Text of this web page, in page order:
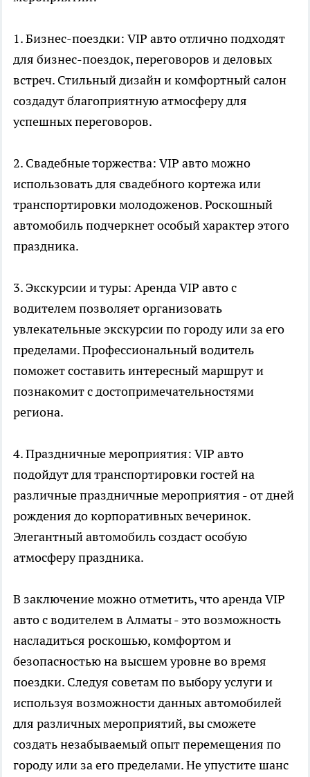
1. Бизнес-поездки: VIP авто отлично подходят
для бизнес-поездок, переговоров и деловых
встреч. Стильный дизайн и комфортный салон
создадут благоприятную атмосферу для
успешных переговоров.
2. Свадебные торжества: VIP авто можно
использовать для свадебного кортежа или
транспортировки молодоженов. Роскошный
автомобиль подчеркнет особый характер этого
праздника.
3. Экскурсии и туры: Аренда VIP авто с
водителем позволяет организовать
увлекательные экскурсии по городу или за его
пределами. Профессиональный водитель
поможет составить интересный маршрут и
познакомит с достопримечательностями
региона.
4. Праздничные мероприятия: VIP авто
подойдут для транспортировки гостей на
различные праздничные мероприятия - от дней
рождения до корпоративных вечеринок.
Элегантный автомобиль создаст особую
атмосферу праздника.
В заключение можно отметить, чтоаренда VIP
авто с водителем в Алматы- это возможность
насладиться роскошью, комфортом и
безопасностью на высшем уровне во время
поездки. Следуя советам по выбору услуги и
используя возможности данных автомобилей
для различных мероприятий, вы сможете
создать незабываемый опыт перемещения по
городу или за его пределами. Не упустите шанс